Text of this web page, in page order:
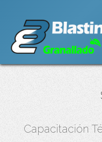
Capacitación